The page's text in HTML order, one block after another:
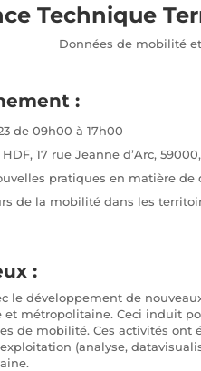
Technique
Données de mobilité
:
de 09h00 à 17h00
17 rue Jeanne d’Arc,
pratiques en matière
de la mobilité dans les
:
le développement de
métropolitaine. Ceci induit
de mobilité. Ces activités
(analyse,